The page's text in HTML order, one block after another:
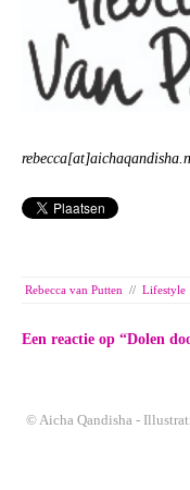
Rebecca van Putten // Lifestyle
Een reactie op “Dolen
© Aicha Qandisha -